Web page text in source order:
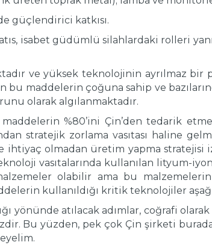
güçlendirici katkısı.
isabet güdümlü silahlardaki rolleri
ve yüksek teknolojinin ayrılmaz bir
bu maddelerin çoğuna sahip ve
olarak algılanmaktadır.
%80’ini Çin’den tedarik
stratejik zorlama vasıtası haline
olmadan üretim yapma stratejisi
vasıtalarında kullanılan lityum-
olabilir ama bu
kullanıldığı kritik teknolojiler
yönünde atılacak adımlar, coğrafi
Bu yüzden, pek çok Çin şirketi